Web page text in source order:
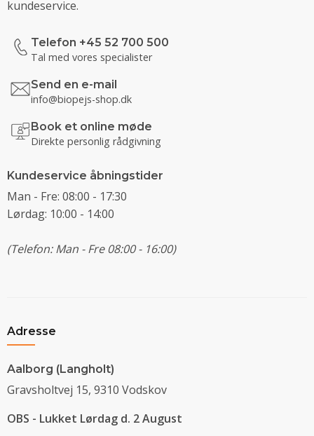
kundeservice.
Telefon +45 52 700 500
Tal med vores specialister
Send en e-mail
info@biopejs-shop.dk
Book et online møde
Direkte personlig rådgivning
Kundeservice åbningstider
Man - Fre: 08:00 - 17:30
Lørdag: 10:00 - 14:00
(Telefon: Man - Fre 08:00 - 16:00)
Adresse
Aalborg (Langholt)
Gravsholtvej 15, 9310 Vodskov
OBS - Lukket Lørdag d. 2 August